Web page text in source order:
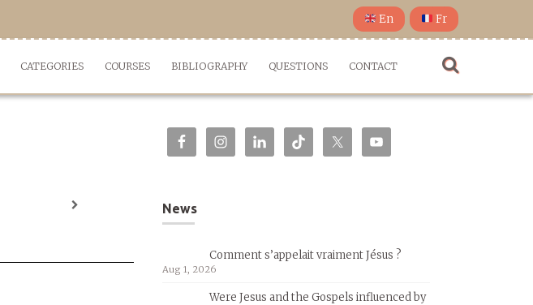
En Fr
CATEGORIES COURSES BIBLIOGRAPHY QUESTIONS CONTACT
News
Comment s’appelait vraiment Jésus ?
Aug 1, 2026
Were Jesus and the Gospels influenced by